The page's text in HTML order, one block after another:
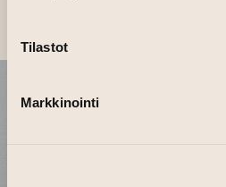
Tilastot
Markkinointi